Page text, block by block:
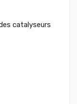
catalyseurs